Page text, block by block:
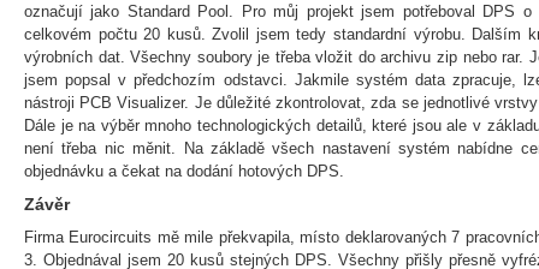
označují jako Standard Pool. Pro můj projekt jsem potřeboval DPS
celkovém počtu 20 kusů. Zvolil jsem tedy standardní výrobu. Dalším
výrobních dat. Všechny soubory je třeba vložit do archivu zip nebo rar.
jsem popsal v předchozím odstavci. Jakmile systém data zpracuje,
nástroji PCB Visualizer. Je důležité zkontrolovat, zda se jednotlivé
Dále je na výběr mnoho technologických detailů, které jsou ale v
není třeba nic měnit. Na základě všech nastavení systém nabídne
objednávku a čekat na dodání hotových DPS.
Závěr
Firma Eurocircuits mě mile překvapila, místo deklarovaných 7
3. Objednával jsem 20 kusů stejných DPS. Všechny přišly přesně